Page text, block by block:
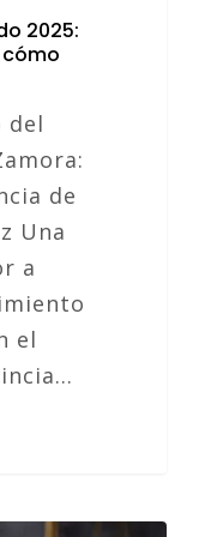
2025:
del
de
Una
a
el